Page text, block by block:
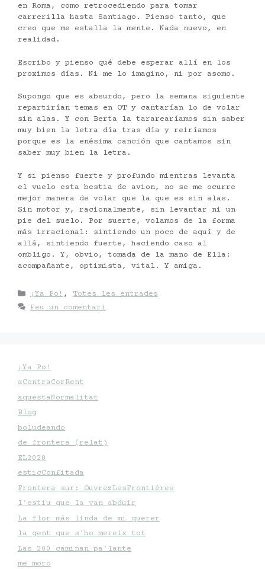
en Roma, como retrocediendo para tomar
carrerilla hasta Santiago. Pienso tanto, que
creo que me estalla la mente. Nada nuevo, en
realidad.
Escribo y pienso qué debe esperar allí en los
proximos días. Ni me lo imagino, ni por asomo.
Supongo que es absurdo, pero la semana siguiente
repartirían temas en OT y cantarían lo de volar
sin alas. Y con Berta la tararearíamos sin saber
muy bien la letra día tras día y reiríamos
porque es la enésima canción que cantamos sin
saber muy bien la letra.
Y si pienso fuerte y profundo mientras levanta
el vuelo esta bestia de avion, no se me ocurre
mejor manera de volar que la que es sin alas.
Sin motor y, racionalmente, sin levantar ni un
pie del suelo. Por suerte, volamos de la forma
más irracional: sintiendo un poco de aquí y de
allá, sintiendo fuerte, haciendo caso al
ombligo. Y, obvio, tomada de la mano de Ella:
acompañante, optimista, vital. Y amiga.
Categories
¡Ya Po! , Totes les entrades
Feu un comentari
¡Ya Po!
aContraCorRent
aquestaNormalitat
Blog
boludeando
de frontera (relat)
EL2020
esticConfitada
Frontera sur: OuvrezLesFrontières
l'estiu que la van abduir
La flor más linda de mi querer
la gent que s'ho mereix tot
Las 200 caminan pa'lante
me moro